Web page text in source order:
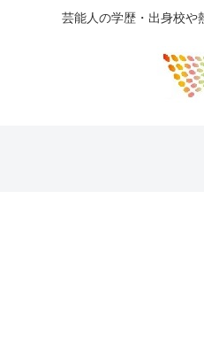
芸能人の学歴・出身校や